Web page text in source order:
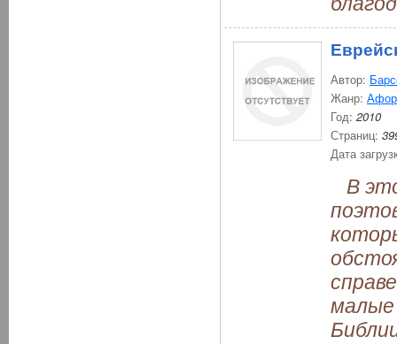
Автор:
Жанр:
Год: 2010
Страниц:
Дата
В